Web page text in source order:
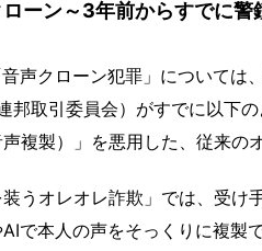
ーン～3年前からすでに警
声クローン犯罪」については
邦取引委員会）がすでに以下
複製）」を悪用した、従来の
うオレオレ詐欺」では、受け
で本人の声をそっくりに複製